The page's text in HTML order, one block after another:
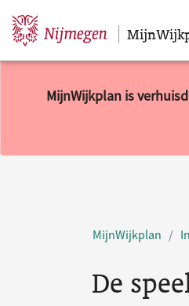
Sla navigatie over
MijnWijkplan is
MijnWijkplan
De